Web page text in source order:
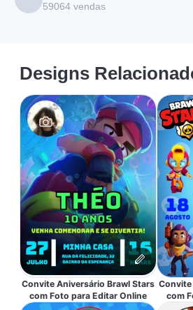
59064 vendas
Designs
Convite Aniversário Brawl Stars
com Foto para Editar Online
Convite
com